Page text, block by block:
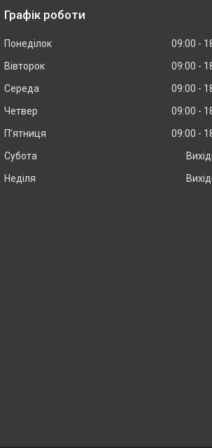
Графік роботи
Понеділок 09:00
Вівторок
09:00
Середа
09:00
Четвер
09:00
Пʼятниця
09:00
Субота
Неділя